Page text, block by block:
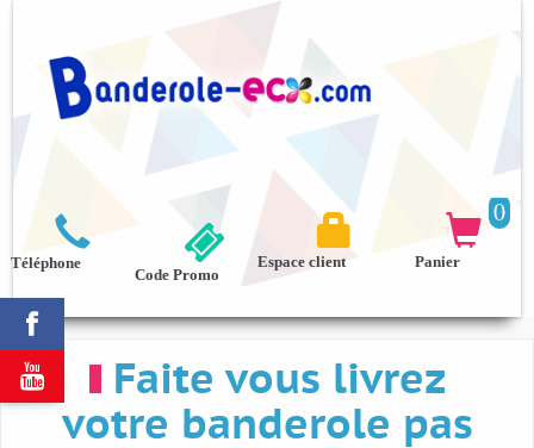



Téléphone
0

Panier

Espace client
Code Promo
Faite vous livrez
votre banderole pas